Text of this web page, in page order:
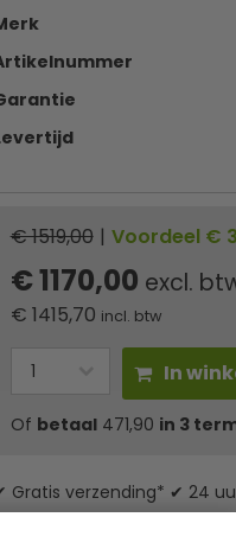
€ 1519,00 | Voordeel €
€ 1170,00 excl.
€ 1415,70 incl. btw
In
Of betaal471,90 in 3
Gratis verzending* ✔ 24